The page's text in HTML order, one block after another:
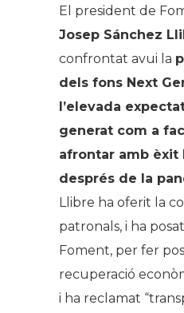
El president de
Josep Sánchez
confrontat avui la
dels fons Next
l’elevada
generat com a
afrontar amb èxit
després de la
Llibre ha oferit la
patronals, i ha
Foment, per fer
recuperació
i ha reclamat